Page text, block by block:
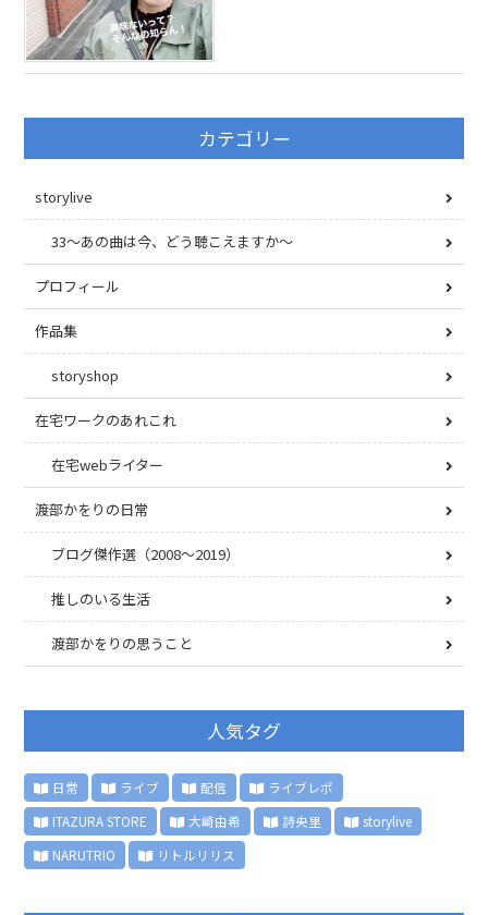
カテゴリー
storylive
33〜あの曲は今、どう聴こえますか〜
プロフィール
作品集
storyshop
在宅ワークのあれこれ
在宅webライター
渡部かをりの日常
ブログ傑作選（2008〜2019）
推しのいる生活
渡部かをりの思うこと
人気タグ
日常 ライブ 配信
ライブレポ
ITAZURA STORE
大崎由希 詩央里
storylive
NARUTRIO
リトルリリス